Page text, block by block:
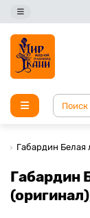
Габардин Белая
Габардин